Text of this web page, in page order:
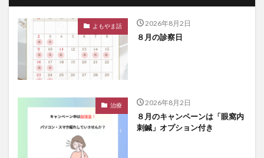
よもやま話 2026年8月2日
８月の診察日
治療 2026年8月2日
８月のキャンペーンは「眼窩内
刺鍼」オプション付き